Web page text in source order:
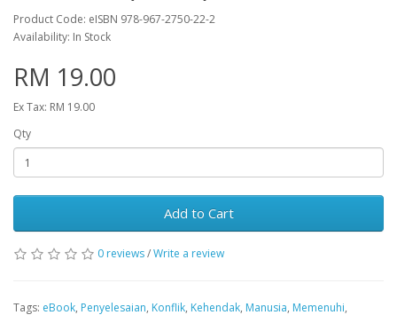
Product Code: eISBN 978-967-2750-22-2
Availability: In Stock
RM 19.00
Ex Tax: RM 19.00
Qty
Add to Cart
0 reviews/Write a review
Tags: eBook, Penyelesaian, Konflik, Kehendak, Manusia, Memenuhi,